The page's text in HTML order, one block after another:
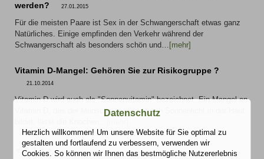
werden?
27.01.2015
Für die meisten Paare ist Sex in der Schwangerschaft etwas ganz
Natürliches. Einige empfinden den Verkehr während der
Schwangerschaft als besonders schön und… [mehr]
Vitamin D-Mangel: Gehören Sie zur Risikogruppe ?
21.10.2014
Vitamin D wird auch als "Sonnenvitamin" bezeichnet. Ein Mangel an
Vitamin D, das der Mensch vor allem durch Sonnenlicht in der Haut
1 2 3 >
Datenschutz
Herzlich willkommen! Um unsere Website für Sie optimal zu
gestalten und fortlaufend zu verbessern, verwenden wir
Cookies. So können wir Ihnen das bestmögliche Nutzererlebnis